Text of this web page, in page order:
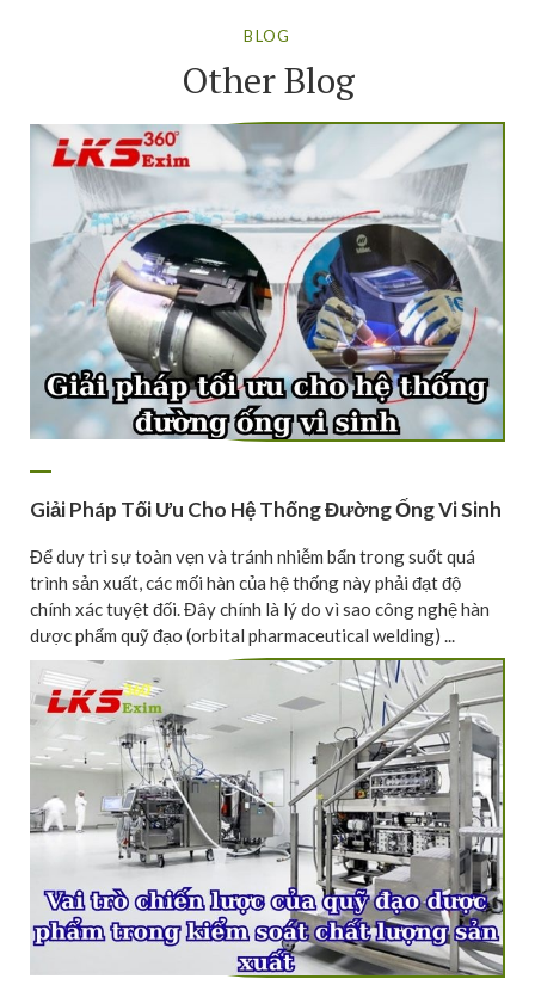
BLOG
Other Blog
Giải Pháp Tối Ưu Cho Hệ Thống Đường Ống Vi Sinh
Để duy trì sự toàn vẹn và tránh nhiễm bẩn trong suốt quá
trình sản xuất, các mối hàn của hệ thống này phải đạt độ
chính xác tuyệt đối. Đây chính là lý do vì sao công nghệ hàn
dược phẩm quỹ đạo (orbital pharmaceutical welding) ...